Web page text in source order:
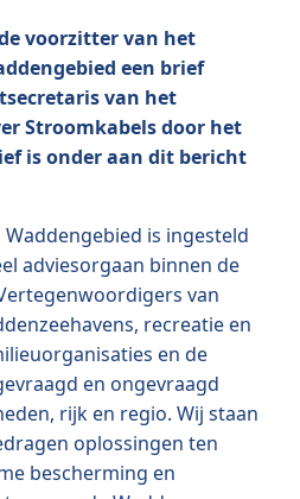
voorzitter van het
een brief
van het
Stroomkabels door het
is onder aan dit bericht
is ingesteld
adviesorgaan binnen de
van
recreatie en
en de
en ongevraagd
rijk en regio. Wij staan
oplossingen ten
bescherming en